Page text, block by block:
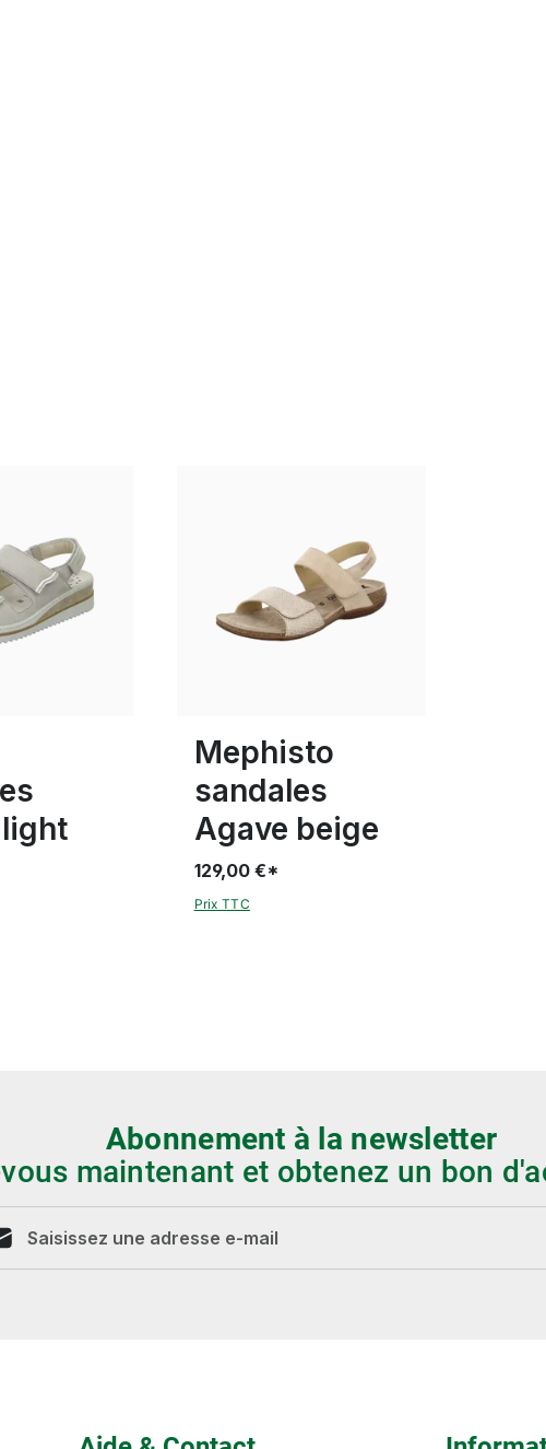
Mephisto
sandales
Agave beige
129,00 €*
Prix TTC
Abonnement à la newsletter
maintenant et obtenez un bon